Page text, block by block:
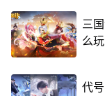
三
么
代